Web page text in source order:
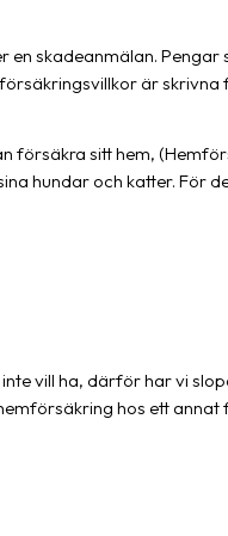
skadeanmälan.
är
försäkra sitt hem,
hundar och katter. För
vill ha, därför har vi
hos ett